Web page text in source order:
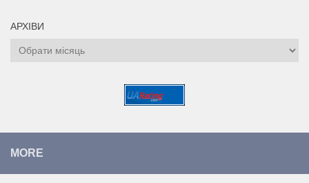
АРХІВИ
Архіви
MORE